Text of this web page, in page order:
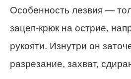
Особенность лезвия —
зацеп-крюк на острие,
рукояти. Изнутри он
разрезание, захват,